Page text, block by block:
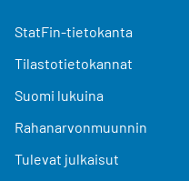
StatFin-tietokanta
Tilastotietokannat
Suomi lukuina
Rahanarvonmuunnin
Tulevat julkaisut